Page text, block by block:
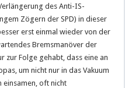
des Anti-IS-
Zögern der SPD) in dieser
erst einmal wieder von der
Bremsmanöver der
zur Folge gehabt, dass eine an
um nicht nur in das Vakuum
einsamen, oft nicht